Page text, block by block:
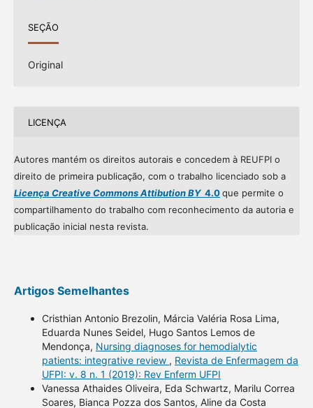
SEÇÃO
Original
LICENÇA
Autores mantém os direitos autorais e concedem à REUFPI o
direito de primeira publicação, com o trabalho licenciado sob a
Licença Creative Commons Attibution BY4.0que permite o
compartilhamento do trabalho com reconhecimento da autoria e
publicação inicial nesta revista.
Artigos Semelhantes
Cristhian Antonio Brezolin, Márcia Valéria Rosa Lima,
Eduarda Nunes Seidel, Hugo Santos Lemos de
Mendonça, Nursing diagnoses for hemodialytic
patients: integrative review , Revista de Enfermagem da
UFPI: v. 8 n. 1 (2019): Rev Enferm UFPI
Vanessa Athaides Oliveira, Eda Schwartz, Marilu Correa
Soares, Bianca Pozza dos Santos, Aline da Costa